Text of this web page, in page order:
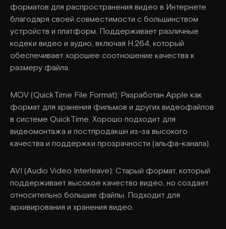
форматов для распространения видео в Интернете
благодаря своей совместимости с большинством
устройств и платформ. Поддерживает различные
кодеки видео и аудио, включая H.264, который
обеспечивает хорошее соотношение качества к
размеру файла.
MOV (QuickTime File Format): Разработан Apple как
формат для хранения фильмов и других видеофайлов
в системе QuickTime. Хорошо подходит для
видеомонтажа и постпродакшн из-за высокого
качества и поддержки прозрачности (альфа-канала).
AVI (Audio Video Interleave): Старый формат, который
поддерживает высокое качество видео, но создает
относительно большие файлы. Подходит для
архивирования и хранения видео.